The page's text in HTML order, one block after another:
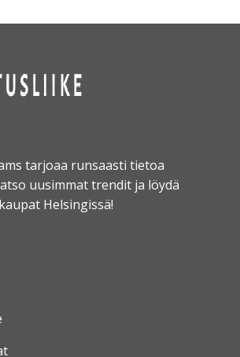
tarjoaa runsaasti tietoa
uusimmat trendit ja löydä
Helsingissä!